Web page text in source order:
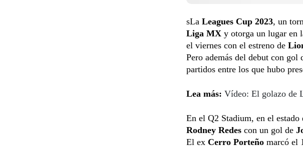
sLa Leagues Cup 2023, un
Liga MX y otorga un lugar en
el viernes con el estreno de
Pero además del debut con
partidos entre los que hubo
Lea más: Vídeo: El golazo de
En el Q2 Stadium, en el estado
Rodney Redes con un gol de
El ex Cerro Porteño marcó el